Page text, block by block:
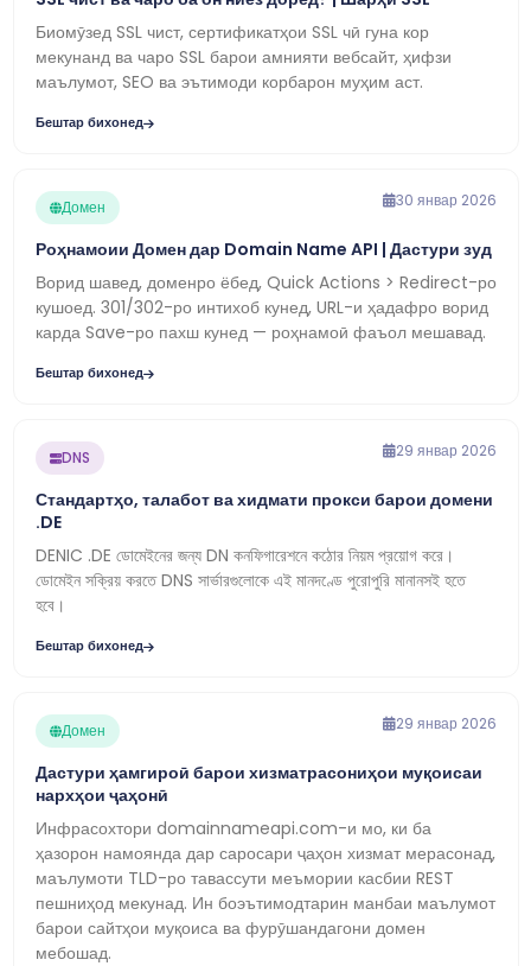
Биомӯзед SSL чист, сертификатҳои SSL чӣ гуна кор
мекунанд ва чаро SSL барои амнияти вебсайт, ҳифзи
маълумот, SEO ва эътимоди корбарон муҳим аст.
Бештар бихонед
Домен 30 январ 2026
Роҳнамоии Домен дар Domain Name API | Дастури зуд
Ворид шавед, доменро ёбед, Quick Actions > Redirect-ро
кушоед. 301/302-ро интихоб кунед, URL-и ҳадафро ворид
карда Save-ро пахш кунед — роҳнамоӣ фаъол мешавад.
Бештар бихонед
DNS 29 январ 2026
Стандартҳо, талабот ва хидмати прокси барои домени
.DE
DENIC .DE ডোমেইনের জন্য DN কনফিগারেশনে কঠোর নিয়ম প্রয়োগ করে।
ডোমেইন সক্রিয় করতে DNS সার্ভারগুলোকে এই মানদণ্ডে পুরোপুরি মানানসই হতে
হবে।
Бештар бихонед
Домен 29 январ 2026
Дастури ҳамгироӣ барои хизматрасониҳои муқоисаи
нархҳои ҷаҳонӣ
Инфрасохтори domainnameapi.com-и мо, ки ба
ҳазорон намоянда дар саросари ҷаҳон хизмат мерасонад,
маълумоти TLD-ро тавассути меъмории касбии REST
пешниҳод мекунад. Ин боэътимодтарин манбаи маълумот
барои сайтҳои муқоиса ва фурӯшандагони домен
мебошад.